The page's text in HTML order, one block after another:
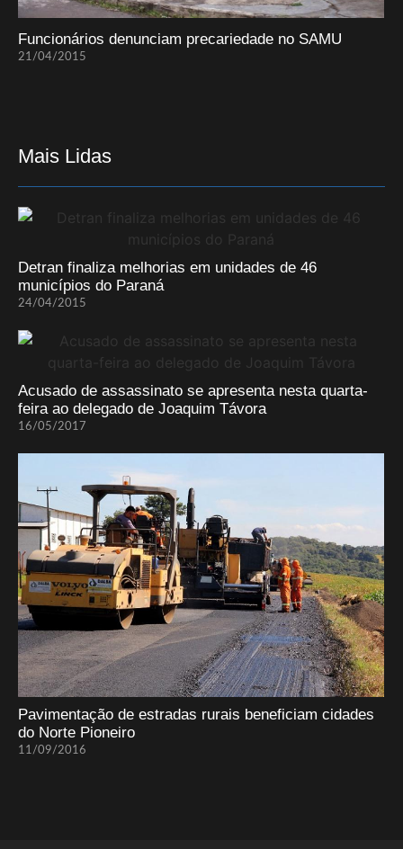
Funcionários denunciam precariedade no SAMU
21/04/2015
Mais Lidas
Detran finaliza melhorias em unidades de 46
municípios do Paraná
24/04/2015
Acusado de assassinato se apresenta nesta quarta-
feira ao delegado de Joaquim Távora
16/05/2017
Pavimentação de estradas rurais beneficiam cidades
do Norte Pioneiro
11/09/2016